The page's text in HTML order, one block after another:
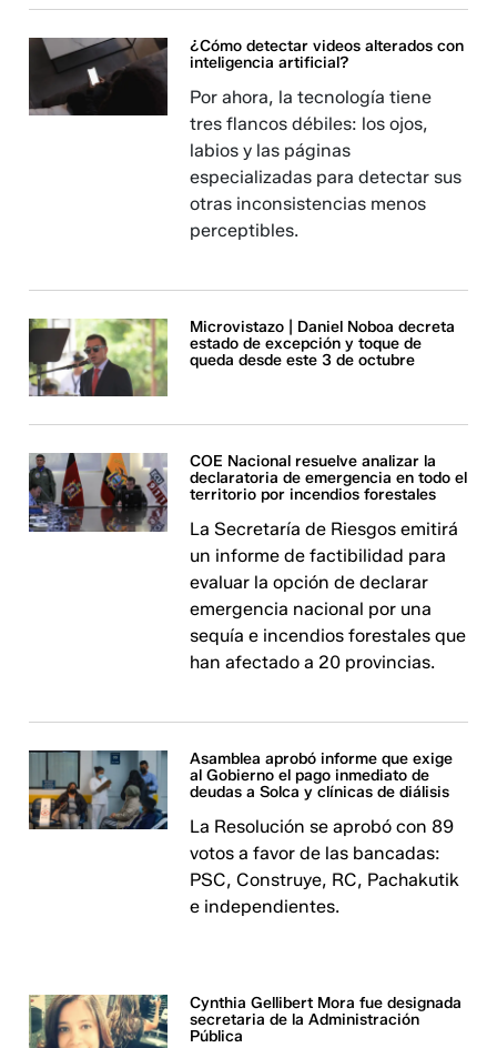
¿Cómo detectar videos alterados con
inteligencia artificial?
Por ahora, la tecnología tiene
tres flancos débiles: los ojos,
labios y las páginas
especializadas para detectar sus
otras inconsistencias menos
perceptibles.
Microvistazo | Daniel Noboa decreta
estado de excepción y toque de
queda desde este 3 de octubre
COE Nacional resuelve analizar la
declaratoria de emergencia en todo el
territorio por incendios forestales
La Secretaría de Riesgos emitirá
un informe de factibilidad para
evaluar la opción de declarar
emergencia nacional por una
sequía e incendios forestales que
han afectado a 20 provincias.
Asamblea aprobó informe que exige
al Gobierno el pago inmediato de
deudas a Solca y clínicas de diálisis
La Resolución se aprobó con 89
votos a favor de las bancadas:
PSC, Construye, RC, Pachakutik
e independientes.
Cynthia Gellibert Mora fue designada
secretaria de la Administración
Pública